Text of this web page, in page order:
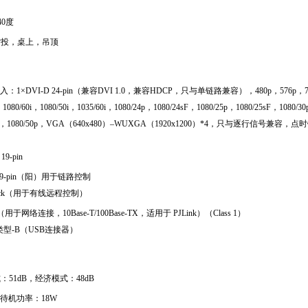
度
，桌上，吊顶
：1×DVI-D 24-pin（兼容DVI 1.0，兼容HDCP，只与单链路兼容），480p，576p，
1080/60i，1080/50i，1035/60i，1080/24p，1080/24sF，1080/25p，1080/25sF，1080/
1080/50p，VGA（640x480）–WUXGA（1920x1200）*4，只与逐行信号兼容，点
pin
pin（阳）用于链路控制
（用于有线远程控制）
用于网络连接，10Base-T/100Base-TX，适用于 PJLink）（Class 1）
型-B（USB连接器）
51dB，经济模式：48dB
机功率：18W